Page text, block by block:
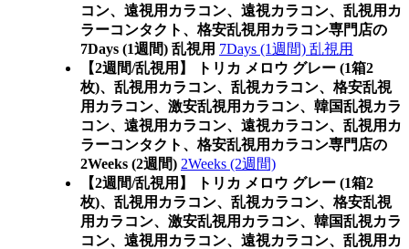
コン、遠視用カラコン、遠視カラコン、乱視用カ
ラーコンタクト、格安乱視用カラコン専門店の
7Days (1週間) 乱視用 7Days (1週間) 乱視用
【2週間/乱視用】 トリカ メロウ グレー (1箱2
枚)、乱視用カラコン、乱視カラコン、格安乱視
用カラコン、激安乱視用カラコン、韓国乱視カラ
コン、遠視用カラコン、遠視カラコン、乱視用カ
ラーコンタクト、格安乱視用カラコン専門店の
2Weeks (2週間) 2Weeks (2週間)
【2週間/乱視用】 トリカ メロウ グレー (1箱2
枚)、乱視用カラコン、乱視カラコン、格安乱視
用カラコン、激安乱視用カラコン、韓国乱視カラ
コン、遠視用カラコン、遠視カラコン、乱視用カ